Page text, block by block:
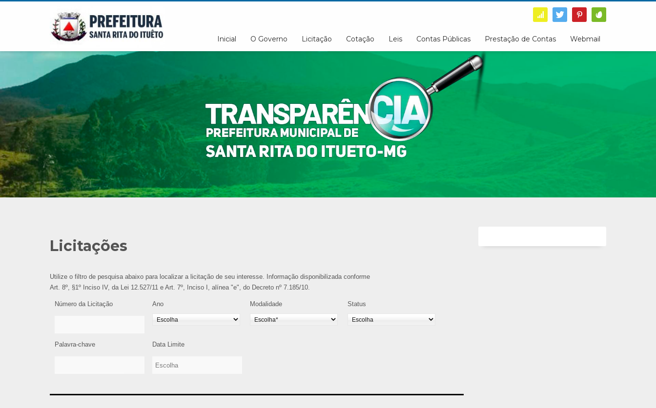
Inicial O Governo Licitação Cotação Leis Contas Públicas Prestação de Contas Webmail
Licitações
Utilize o filtro de pesquisa abaixo para localizar a licitação de seu interesse. Informação disponibilizada conforme
Art. 8º, §1º Inciso IV, da Lei 12.527/11 e Art. 7º, Inciso I, alínea "e", do Decreto nº 7.185/10.
Número da Licitação Ano Modalidade Status
Palavra-chave Data Limite